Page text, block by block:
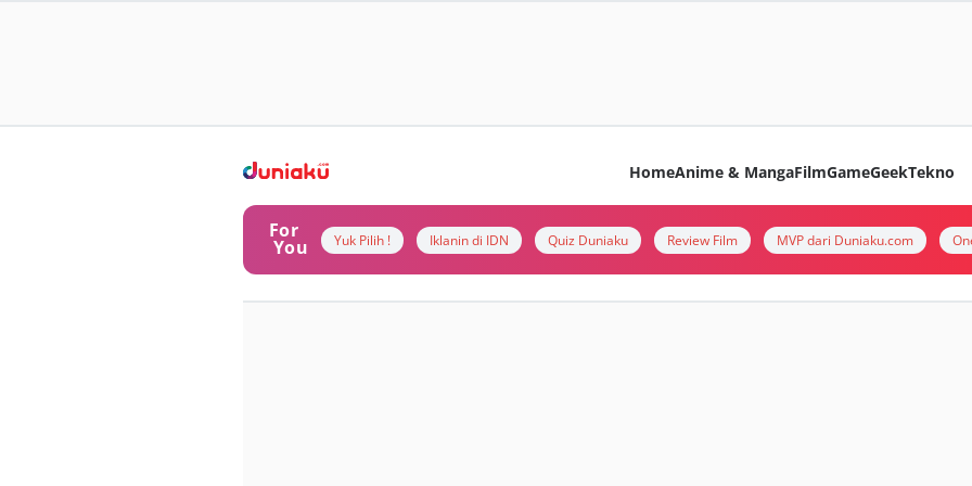
HomeAnime & MangaFilmGameGeekTekno
For
You Yuk Pilih ! Iklanin di IDN Quiz Duniaku Review Film MVP dari Duniaku.com